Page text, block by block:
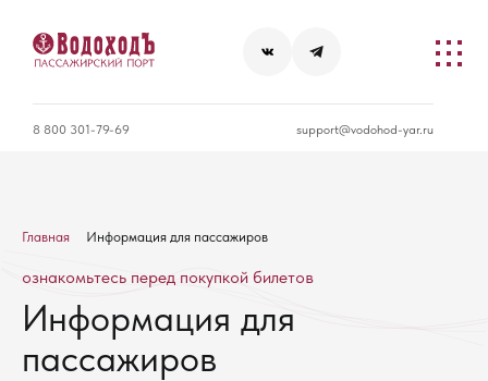
8 800 301-79-69 support@vodohod-yar.ru
Главная Информация для пассажиров
ознакомьтесь перед покупкой билетов
Информация для
пассажиров